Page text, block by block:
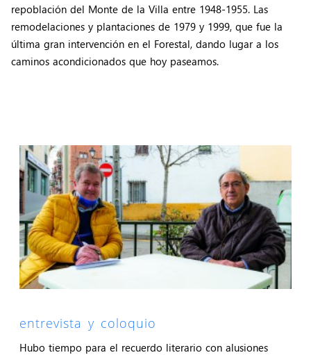
repoblación del Monte de la Villa entre 1948-1955. Las
remodelaciones y plantaciones de 1979 y 1999, que fue la
última gran intervención en el Forestal, dando lugar a los
caminos acondicionados que hoy paseamos.
entrevista y coloquio
Hubo tiempo para el recuerdo literario con alusiones